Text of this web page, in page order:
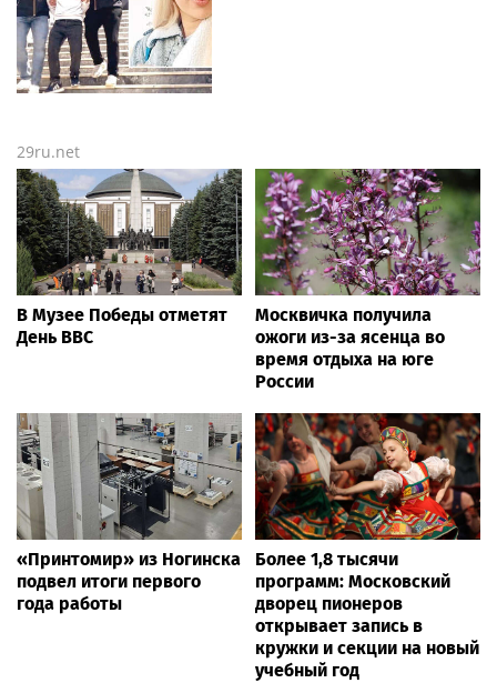
29ru.net
В Музее Победы отметят
День ВВС
Москвичка получила
ожоги из-за ясенца во
время отдыха на юге
России
«Принтомир» из Ногинска
подвел итоги первого
года работы
Более 1,8 тысячи
программ: Московский
дворец пионеров
открывает запись в
кружки и секции на новый
учебный год